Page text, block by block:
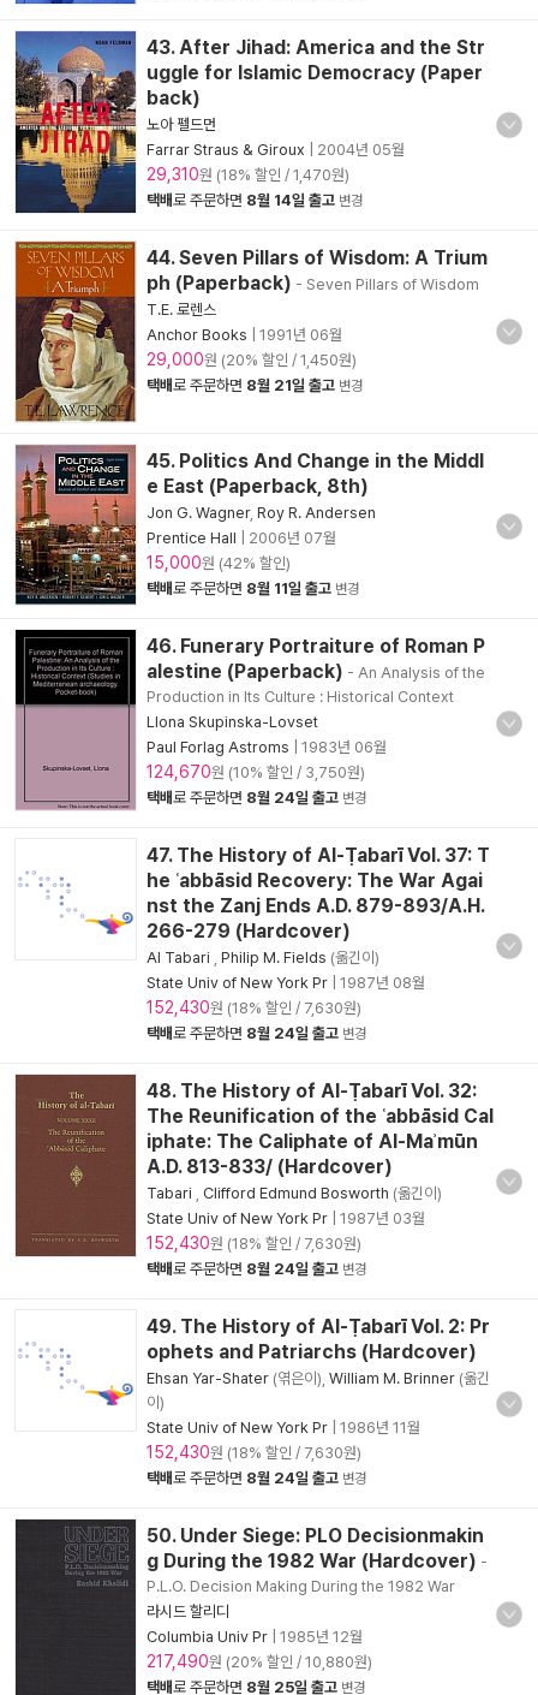
43. After Jihad: America and the Str
uggle for Islamic Democracy (Paper
back)
노아 펠드먼
Farrar Straus & Giroux
2004년 05월
29,310원 (18% 할인 / 1,470원)
택배로 주문하면 8월 14일 출고 변경
44. Seven Pillars of Wisdom: A Trium
ph (Paperback) - Seven Pillars of Wisdom
T.E. 로렌스
Anchor Books
1991년 06월
29,000원 (20% 할인 / 1,450원)
택배로 주문하면 8월 21일 출고 변경
45. Politics And Change in the Middl
e East (Paperback, 8th)
Jon G. Wagner, Roy R. Andersen
Prentice Hall
2006년 07월
15,000원 (42% 할인)
택배로 주문하면 8월 11일 출고 변경
46. Funerary Portraiture of Roman P
alestine (Paperback) - An Analysis of the
Production in Its Culture : Historical Context
Llona Skupinska-Lovset
Paul Forlag Astroms
1983년 06월
124,670원 (10% 할인 / 3,750원)
택배로 주문하면 8월 24일 출고 변경
47. The History of Al-Ṭabarī Vol. 37: T
he ʿabbāsid Recovery: The War Agai
nst the Zanj Ends A.D. 879-893/A.H.
266-279 (Hardcover)
Al Tabari Philip M. Fields (옮긴이)
State Univ of New York Pr
1987년 08월
152,430원 (18% 할인 / 7,630원)
택배로 주문하면 8월 24일 출고 변경
48. The History of Al-Ṭabarī Vol. 32:
The Reunification of the ʿabbāsid Cal
iphate: The Caliphate of Al-Maʾmūn
A.D. 813-833/ (Hardcover)
Tabari Clifford Edmund Bosworth (옮긴이)
State Univ of New York Pr
1987년 03월
152,430원 (18% 할인 / 7,630원)
택배로 주문하면 8월 24일 출고 변경
49. The History of Al-Ṭabarī Vol. 2: Pr
ophets and Patriarchs (Hardcover)
Ehsan Yar-Shater (엮은이), William M. Brinner (옮긴
이)
State Univ of New York Pr
1986년 11월
152,430원 (18% 할인 / 7,630원)
택배로 주문하면 8월 24일 출고 변경
50. Under Siege: PLO Decisionmakin
g During the 1982 War (Hardcover) -
P.L.O. Decision Making During the 1982 War
라시드 할리디
Columbia Univ Pr
1985년 12월
217,490원 (20% 할인 / 10,880원)
택배로 주문하면 8월 25일 출고 변경